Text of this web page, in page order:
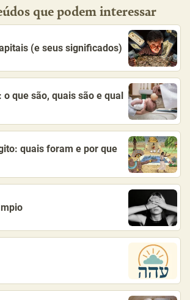
que podem interessar
(e seus significados)
o que são, quais são e qual
quais foram e por que